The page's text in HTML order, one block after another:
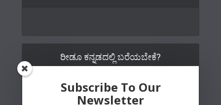
ರೀಡೂ ಕನ್ನಡದಲ್ಲಿ ಬರೆಯಬೇಕೆ?
Subscribe To Our
Newsletter